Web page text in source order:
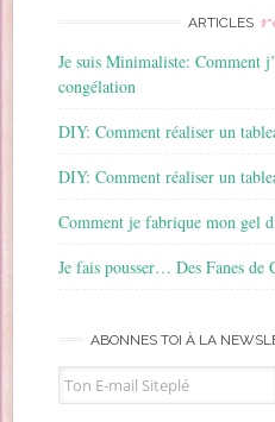
ARTICLES
Je suis Minimaliste: Comment
congélation
DIY: Comment réaliser un
DIY: Comment réaliser un
Comment je fabrique mon gel
Je fais pousser… Des Fanes de
ABONNES TOI À LA